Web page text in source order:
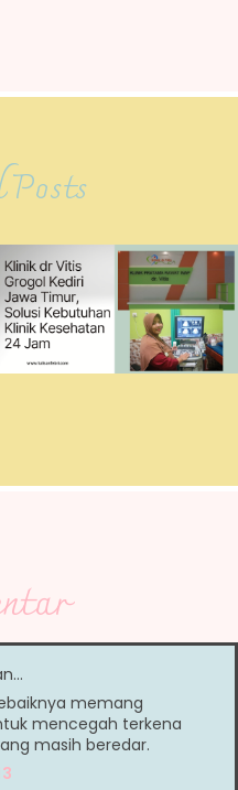
memang
mencegah terkena
masih beredar.